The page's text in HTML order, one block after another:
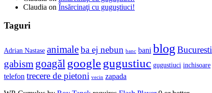
Claudia on Însărcinaţi cu guguştiuci!
Taguri
Adrian Nastase animaleba ej nebun banc bani blog Bucuresti
gabism goagăl googlegugustiuc gugustiuci inchisoare
telefon trecere de pietoni vecin zapada